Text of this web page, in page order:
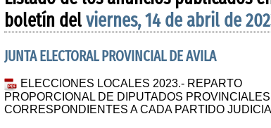
boletín delviernes, 14 de abril de
JUNTA ELECTORAL PROVINCIAL DE AVILA
ELECCIONES LOCALES 2023.- REPARTO
PROPORCIONAL DE DIPUTADOS PROVINCIALES
CORRESPONDIENTES A CADA PARTIDO